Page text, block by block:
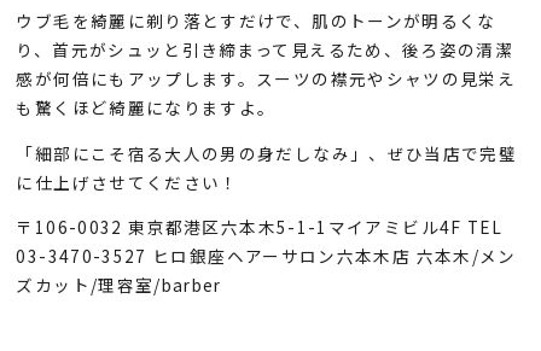
ウブ毛を綺麗に剃り落とすだけで、肌のトーンが明るくな
り、首元がシュッと引き締まって見えるため、後ろ姿の清潔
感が何倍にもアップします。スーツの襟元やシャツの見栄え
も驚くほど綺麗になりますよ。
「細部にこそ宿る大人の男の身だしなみ」、ぜひ当店で完璧
に仕上げさせてください！
〒106-0032 東京都港区六本木5-1-1マイアミビル4F TEL
03-3470-3527 ヒロ銀座ヘアーサロン六本木店 六本木/メン
ズカット/理容室/barber